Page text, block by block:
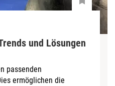
und Lösungen
passenden
ermöglichen die